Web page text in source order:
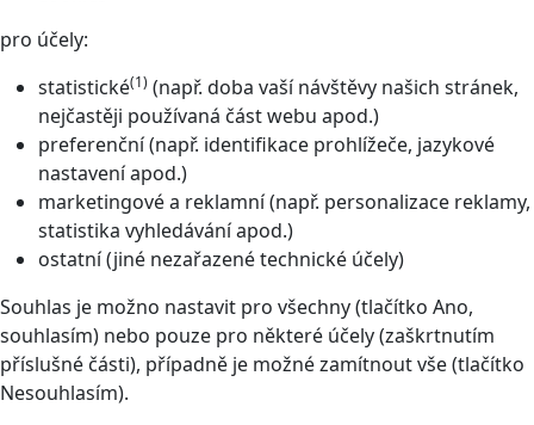
pro účely:
statistické(1) (např. doba vaší návštěvy našich stránek,
nejčastěji používaná část webu apod.)
preferenční (např. identifikace prohlížeče, jazykové
nastavení apod.)
marketingové a reklamní (např. personalizace reklamy,
statistika vyhledávání apod.)
ostatní (jiné nezařazené technické účely)
Souhlas je možno nastavit pro všechny (tlačítko Ano,
souhlasím) nebo pouze pro některé účely (zaškrtnutím
příslušné části), případně je možné zamítnout vše (tlačítko
Nesouhlasím).